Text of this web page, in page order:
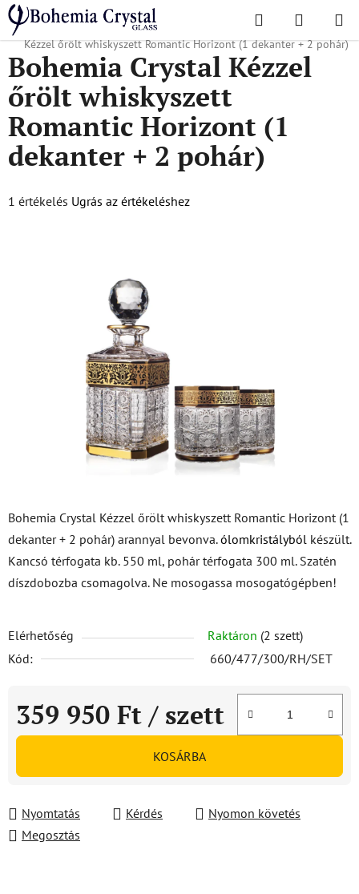
Ugrás
fő
tartalomhoz
Keresés KOSÁR
Kezdőlap
/ Népszerű kollekciók / Romantikus horizont / Bohemia Crystal
Kézzel őrölt whiskyszett Romantic Horizont (1 dekanter + 2 pohár)
Bohemia Crystal Kézzel őrölt whiskyszett Romantic Horizont (1
dekanter + 2 pohár) arannyal bevonva.ólomkristályból készült.
Kancsó térfogata kb. 550 ml, pohár térfogata 300 ml. Szatén
díszdobozba csomagolva. Ne mosogassa mosogatógépben!
Elérhetőség Raktáron (2 szett)
Kód:
660/477/300/RH/SET
359 950 Ft / szett
Egységár:
KOSÁRBA
Nyomtatás Kérdés
Nyomon követés
Megosztás
Bohemia Crystal Kézzel
őrölt whiskyszett
Romantic Horizont (1
dekanter + 2 pohár)
A
1 értékelés Ugrás az értékeléshez